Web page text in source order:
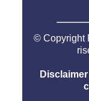
© Copyright
Disclaimer